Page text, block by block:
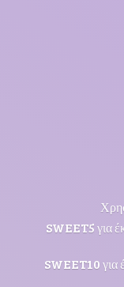
SWEET5 για
SWEET10 για